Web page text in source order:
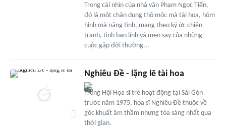
Trong cái nhìn của nhà văn Phạm Ngọc Tiến,
đó là một chân dung thô mộc mà tài hoa, hóm
hỉnh mà nặng tình, mang theo ký ức chiến
tranh, tình bạn lính và men say của những
cuộc gặp đời thường...
Nghiêu Đề - lặng lẽ tài hoa
Trong Hội Họa sĩ trẻ hoạt động tại Sài Gòn
trước năm 1975, họa sĩ Nghiêu Đề thuộc về
góc khuất âm thầm nhưng tỏa sáng nhất qua
thời gian.